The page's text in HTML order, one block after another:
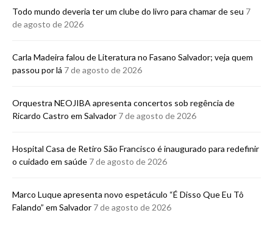
Todo mundo deveria ter um clube do livro para chamar de seu 7
de agosto de 2026
Carla Madeira falou de Literatura no Fasano Salvador; veja quem
passou por lá 7 de agosto de 2026
Orquestra NEOJIBA apresenta concertos sob regência de
Ricardo Castro em Salvador 7 de agosto de 2026
Hospital Casa de Retiro São Francisco é inaugurado para redefinir
o cuidado em saúde 7 de agosto de 2026
Marco Luque apresenta novo espetáculo “É Disso Que Eu Tô
Falando” em Salvador 7 de agosto de 2026